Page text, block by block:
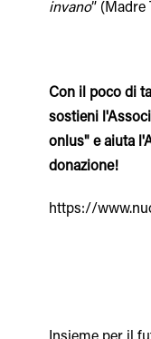
invano” (Madre
Con il poco di
sostieni
onlus" e aiuta
donazione!
https://